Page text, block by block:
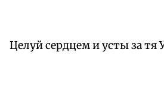
Целуй сердцем и усты за тя